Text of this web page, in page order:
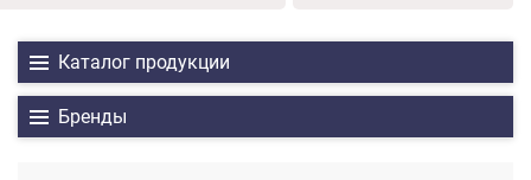
Каталог продукции
Бренды